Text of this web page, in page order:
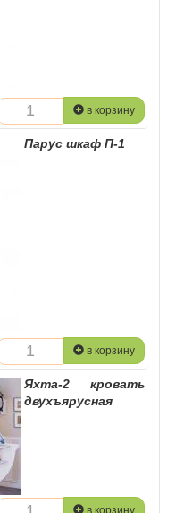
в корзину
Парус шкаф П-1
в корзину
Яхта-2 кровать
двухъярусная
в корзину